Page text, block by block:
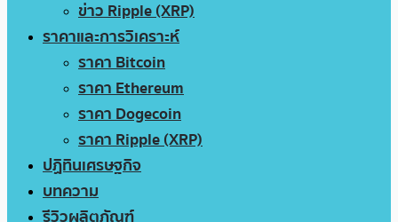
ข่าว Ripple (XRP)
ราคาและการวิเคราะห์
ราคา Bitcoin
ราคา Ethereum
ราคา Dogecoin
ราคา Ripple (XRP)
ปฏิทินเศรษฐกิจ
บทความ